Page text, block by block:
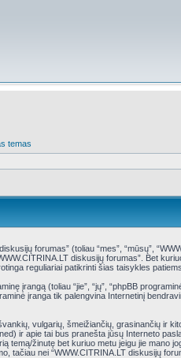
temas
forumas” (toliau “mes”, “mūsų”,
diskusijų forumas”. Bet
reguliariai patikrinti šias taisykles patiems.
įrangą (toliau “jie”, “jų”, “phpBB
įranga tik palengvina Internetinį
vulgarių, šmeižiančių, grasinančių ir
ir apie tai bus pranešta jūsų Interneto
temą/žinutę bet kuriuo metu jeigu jie mano
tačiau nei “WWW.CITRINA.LT diskusijų